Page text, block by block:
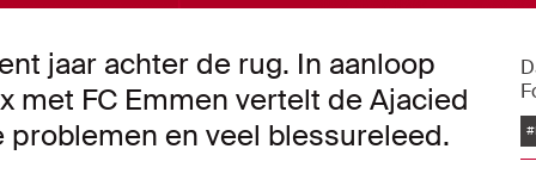
jaar achter de rug. In aanloop
met FC Emmen vertelt de Ajacied
en veel blessureleed.